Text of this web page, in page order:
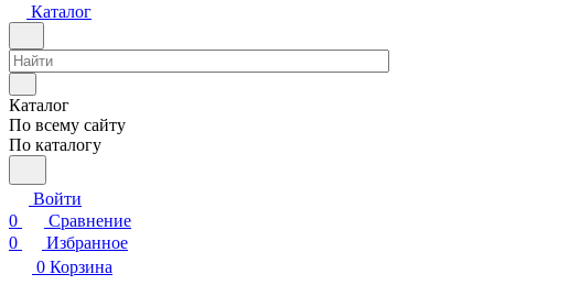
Каталог
Каталог
По всему сайту
По каталогу
Войти
0
Сравнение
0
Избранное
0 Корзина